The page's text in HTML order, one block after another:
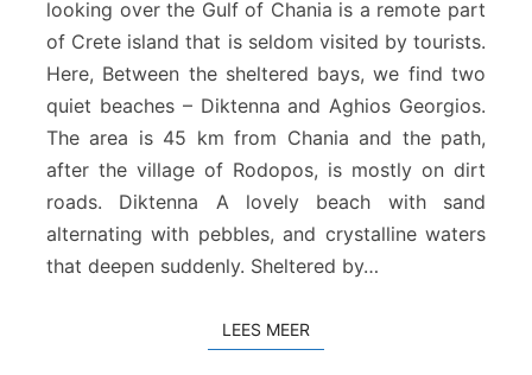
D
i
k
t
n
a
&
A
o
looking over the Gulf of Chania is a remote part
of Crete island that is seldom visited by tourists.
Here, Between the sheltered bays, we find two
quiet beaches – Diktenna and Aghios Georgios.
The area is 45 km from Chania and the path,
after the village of Rodopos, is mostly on dirt
roads. Diktenna A lovely beach with sand
alternating with pebbles, and crystalline waters
that deepen suddenly. Sheltered by…
LEES MEER